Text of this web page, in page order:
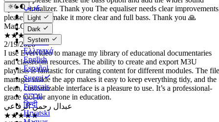
عربي
Català
Čeština
Dansk
Deutsch
Ελληνικά
English
Español
Suomi
Français
עברית
हिन्दी
Hrvatski
Light
Dark
System
Man.Osm
★★★★★
2/19/2026
I use Evervideo to manage my library of educational documentaries
and classroom resources. The ability to create and export M3U
playlists is fantastic for curating content for different modules. The file
manager inside the app makes it easy to keep everything tidy, and the
clean, customizable interface is a pleasure to use. It’s a professional-
grade tool for anyone in education.
عبدال رحمن الرفاعي
★★★★★
1/11/2026
هذا التطبيق ممتاز أوصيكم بتحميله